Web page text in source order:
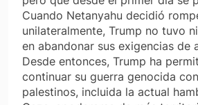
Cuando Netanyahu decidió
unilateralmente, Trump no tuvo
en abandonar sus exigencias de
Desde entonces, Trump ha
continuar su guerra genocida
palestinos, incluida la actual